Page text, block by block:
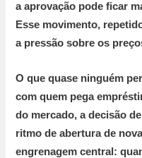
a aprovação pode ficar
Esse movimento,
a pressão sobre os
O que quase ninguém
com quem pega
do mercado, a decisão
ritmo de abertura de
engrenagem central: